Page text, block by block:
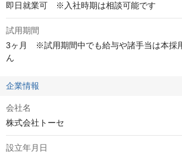
即日就業可　※入社時期は相談可能です
試用期間
3ヶ月　※試用期間中でも給与や諸手当は本採
ん
企業情報
会社名
株式会社トーセ
設立年月日